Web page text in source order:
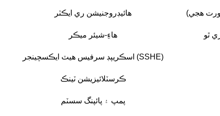
هائيڊروجنيشن ري ايڪٽر
هاءِ-شيئر ميڪر
اسڪريپڊ سرفيس هيٽ ايڪسچينجر (SSHE)
ڪرسٽلائيزيشن ٽينڪ
پمپ ۽ پائپنگ سسٽم